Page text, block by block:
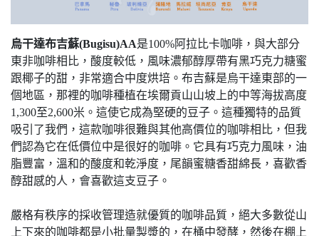
烏干達布吉蘇(Bugisu)AA是100%阿拉比卡咖啡，與大部分
東非咖啡相比，酸度較低，風味濃郁醇厚帶有黑巧克力糖蜜
跟椰子的甜，非常適合中度烘培。布吉蘇是烏干達東部的一
個地區，那裡的咖啡種植在埃爾貢山山坡上的中等海拔高度
1,300至2,600米。這使它成為堅硬的豆子。這種獨特的品質
吸引了我們，這款咖啡很難與其他高價位的咖啡相比，但我
們認為它在低價位中是很好的咖啡。它具有巧克力風味，油
脂豐富，溫和的酸度和乾淨度，尾韻蜜糖香甜綿長，喜歡香
醇甜感的人，會喜歡這支豆子。
嚴格有秩序的採收管理造就優質的咖啡品質，絕大多數從山
上下來的咖啡都是小批量製漿的，在桶中發酵，然後在棚上